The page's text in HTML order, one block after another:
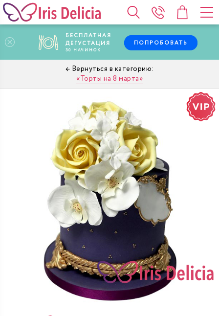
БЕСПЛАТНАЯ
ДЕГУСТАЦИЯ
30 НАЧИНОК
ПОПРОБОВАТЬ
Торты на 8 марта